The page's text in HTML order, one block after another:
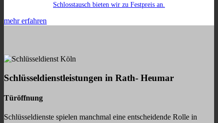
Schlosstausch bieten wir zu Festpreis an.
mehr erfahren
Schlüsseldienstleistungen in Rath- Heumar
Türöffnung
Schlüsseldienste spielen manchmal eine entscheidende Rolle in